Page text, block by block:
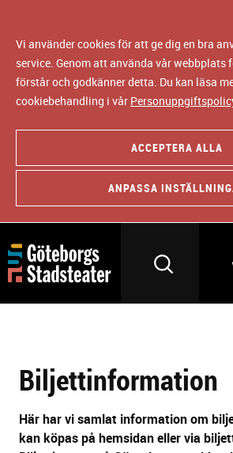
Vi använder cookies för att ge dig en bra
service. Genom att använda vår webbplats
förstår och godkänner detta. Du kan läsa
cookiebehandling i vår
ACCEPTERA ALLA
ANPASSA
Biljettinformation
Här har vi samlat information om
kan köpaspå hemsidanellervia